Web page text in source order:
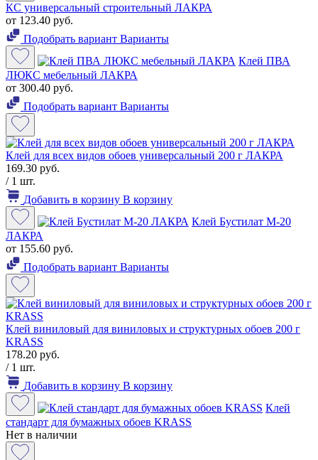
КС универсальный строительный ЛАКРА
от 123.40 руб.
Подобрать вариант Варианты
Клей ПВА
ЛЮКС мебельный ЛАКРА
от 300.40 руб.
Подобрать вариант Варианты
Клей для всех видов обоев универсальный 200 г ЛАКРА
169.30 руб.
/ 1 шт.
Добавить в корзину В корзину
Клей Бустилат М-20
ЛАКРА
от 155.60 руб.
Подобрать вариант Варианты
Клей виниловый для виниловых и структурных обоев 200 г
KRASS
178.20 руб.
/ 1 шт.
Добавить в корзину В корзину
Клей
стандарт для бумажных обоев KRASS
Нет в наличии